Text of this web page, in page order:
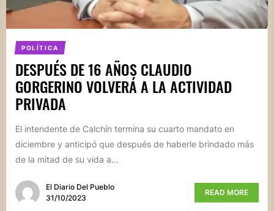
POLÍTICA
DESPUÉS DE 16 AÑOS CLAUDIO
GORGERINO VOLVERÁ A LA ACTIVIDAD
PRIVADA
El intendente de Calchín termina su cuarto mandato en
diciembre y anticipó que después de haberle brindado más
de la mitad de su vida a...
El Diario Del Pueblo
31/10/2023
READ MORE